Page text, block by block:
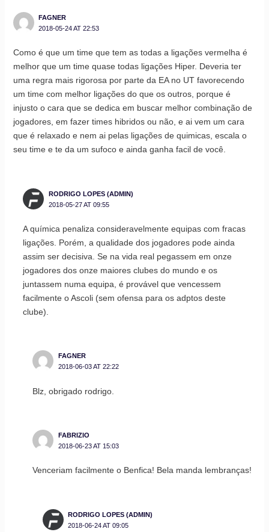
FAGNER
2018-05-24 AT 22:53
Como é que um time que tem as todas a ligações vermelha é
melhor que um time quase todas ligações Hiper. Deveria ter
uma regra mais rigorosa por parte da EA no UT favorecendo
um time com melhor ligações do que os outros, porque é
injusto o cara que se dedica em buscar melhor combinação de
jogadores, em fazer times hibridos ou não, e ai vem um cara
que é relaxado e nem ai pelas ligações de quimicas, escala o
seu time e te da um sufoco e ainda ganha facil de você.
RODRIGO LOPES (ADMIN)
2018-05-27 AT 09:55
A química penaliza consideravelmente equipas com fracas
ligações. Porém, a qualidade dos jogadores pode ainda
assim ser decisiva. Se na vida real pegassem em onze
jogadores dos onze maiores clubes do mundo e os
juntassem numa equipa, é provável que vencessem
facilmente o Ascoli (sem ofensa para os adptos deste
clube).
FAGNER
2018-06-03 AT 22:22
Blz, obrigado rodrigo.
FABRIZIO
2018-06-23 AT 15:03
Venceriam facilmente o Benfica! Bela manda lembranças!
RODRIGO LOPES (ADMIN)
2018-06-24 AT 09:05